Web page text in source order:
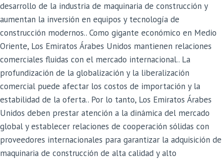
desarrollo de la industria de maquinaria de construcción y
aumentan la inversión en equipos y tecnología de
construcción modernos.. Como gigante económico en Medio
Oriente, Los Emiratos Árabes Unidos mantienen relaciones
comerciales fluidas con el mercado internacional.. La
profundización de la globalización y la liberalización
comercial puede afectar los costos de importación y la
estabilidad de la oferta.. Por lo tanto, Los Emiratos Árabes
Unidos deben prestar atención a la dinámica del mercado
global y establecer relaciones de cooperación sólidas con
proveedores internacionales para garantizar la adquisición de
maquinaria de construcción de alta calidad y alto